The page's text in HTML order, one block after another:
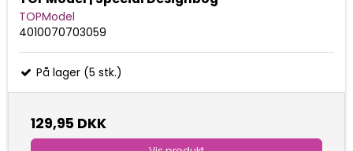
TOPModel
4010070703059
På lager (5 stk.)
129,95 DKK